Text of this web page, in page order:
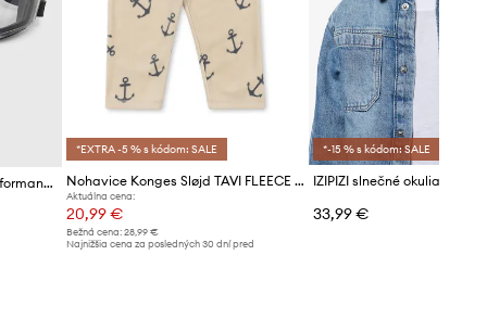
Plavecké okuliare adidas Performance Ripstream Starter
*EXTRA -5 % s kódom: SALE
Nohavice Konges Sløjd TAVI FLEECE PANTS GRS
Aktuálna cena:
20,99 €
Bežná cena:28,99 €
Najnižšia cena za posledných 30 dní pred
*-15 % s kódom: SALE
IZIPIZI slnečné okuliare
33,99 €